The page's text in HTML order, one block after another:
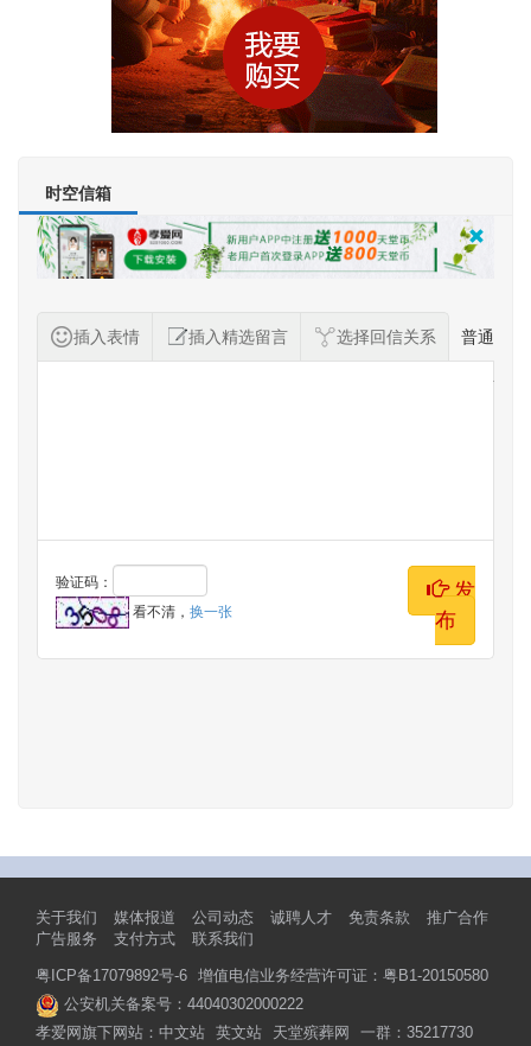
时空信箱
插入表情 插入精选留言 选择回信关系 普通
纪念者留言
验证码：
看不清， 换一张
发
布
关于我们 媒体报道 公司动态 诚聘人才 免责条款
推广合作
广告服务
支付方式 联系我们
粤ICP备17079892号-6 增值电信业务经营许可证：粤B1-20150580
公安机关备案号：44040302000222
孝爱网旗下网站： 中文站 英文站 天堂殡葬网 一群：35217730